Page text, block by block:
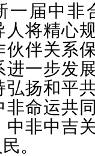
一届中非
人将精心
伙伴关系
进一步发
弘扬和平
非命运共
中非中吉
。